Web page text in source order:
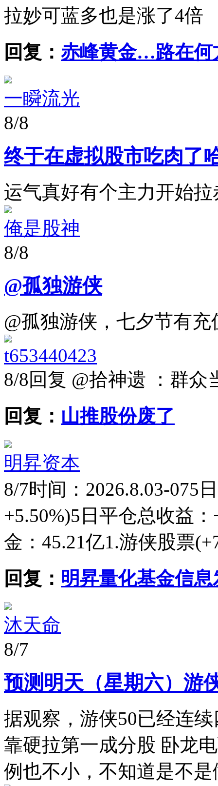
拉妙可蓝多也是涨了4倍
回复： 赤峰黄金…路在何
一瞬流光
8/8
终于在虚拟股市吃肉了
运气真好有个主力开始
俺是股神
8/8
@孤独游侠
@孤独游侠，七夕节有
t653440423
8/8回复 @拾神遗 ：群众
回复： 山推股份废了
明昇资本
8/7时间：2026.8.03-075
+5.50%)5日平仓总收益
金：45.21亿1.游侠股票
回复： 明昇量化基金信
沐天命
8/7
预测明天（星期六）游
据观察，游侠50已经连
靠硬拉第一成分股 卧龙
例也不小，不知道是不是